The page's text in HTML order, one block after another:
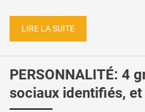
LIRE LA SUITE
PERSONNALITÉ: 4
sociaux identifiés, et